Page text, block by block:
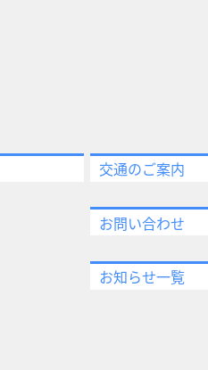
交通のご案内
お問い合わせ
お知らせ一覧